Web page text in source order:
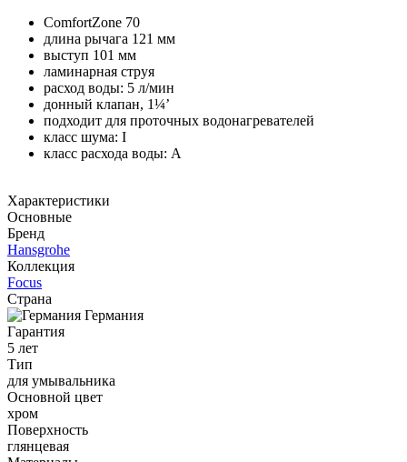
ComfortZone 70
длина рычага 121 мм
выступ 101 мм
ламинарная струя
расход воды: 5 л/мин
донный клапан, 1¼’
подходит для проточных водонагревателей
класс шума: I
класс расхода воды: A
Характеристики
Основные
Бренд
Hansgrohe
Коллекция
Focus
Страна
Германия
Гарантия
5 лет
Тип
для умывальника
Основной цвет
хром
Поверхность
глянцевая